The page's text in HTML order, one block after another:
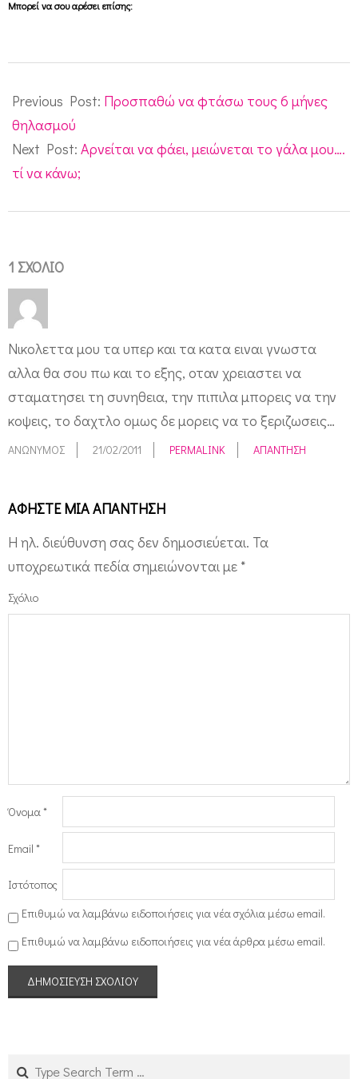
Μπορεί να σου αρέσει επίσης:
02-
21
Previous Post: Προσπαθώ να φτάσω τους 6 μήνες
θηλασμού
Next Post: Αρνείται να φάει, μειώνεται το γάλα μου….
τί να κάνω;
1 ΣΧΌΛΙΟ
Νικολεττα μου τα υπερ και τα κατα ειναι γνωστα
αλλα θα σου πω και το εξης, οταν χρειαστει να
σταματησει τη συνηθεια, την πιπιλα μπορεις να την
κοψεις, το δαχτλο ομως δε μορεις να το ξεριζωσεις…
ΑΝΏΝΥΜΟΣ 21/02/2011 PERMALINK ΑΠΆΝΤΗΣΗ
ΑΦΉΣΤΕ ΜΙΑ ΑΠΆΝΤΗΣΗ
Η ηλ. διεύθυνση σας δεν δημοσιεύεται. Τα
υποχρεωτικά πεδία σημειώνονται με *
Σχόλιο
Όνομα*
Email *
Ιστότοπος
Επιθυμώ να λαμβάνω ειδοποιήσεις για νέα σχόλια μέσω email.
Επιθυμώ να λαμβάνω ειδοποιήσεις για νέα άρθρα μέσω email.
Search